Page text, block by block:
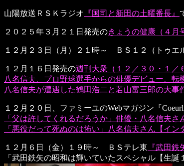
山陽放送ＲＳＫラジオ 『国司と新田の土曜番長』
２０２５年３月２１日発売のきょうの健康（４月
１２月２３日（月）２１時～ ＢＳ１２（トゥエ
１２月１６日発売の週刊大衆（１２／３０・１／
八名信夫、プロ野球選手からの俳優デビュー、
八名信夫が遭遇した鶴田浩二と若山富三郎の大事
１２月２０日、ファミーユのWebマガジン『
「父は許してくれるだろうか」俳優・八名信夫
「悪役だって死ぬのは怖い」八名信夫さん【イ
１２月６日（金）１９時～ ＢＳテレ東 『武田鉄
「武田鉄矢の昭和は輝いていたスペシャル【生